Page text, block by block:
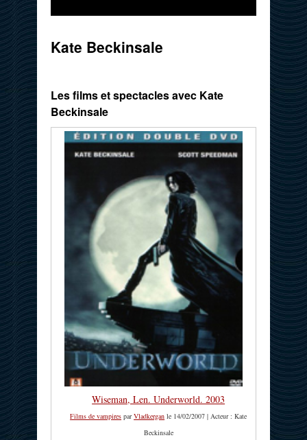
Kate Beckinsale
Les films et spectacles avec Kate
Beckinsale
Wiseman, Len. Underworld. 2003
Films de vampires parVladkergan le 14/02/2007 | Acteur : Kate
Beckinsale